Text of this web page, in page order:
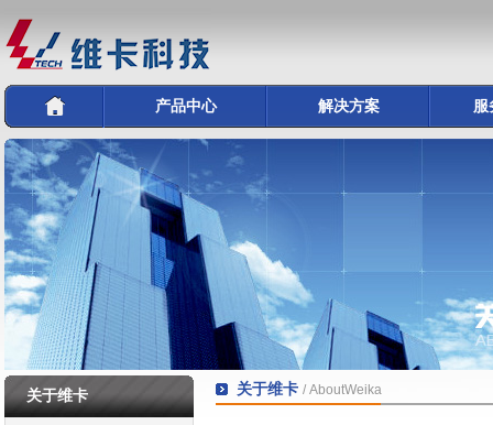
产品中心 解决方案 服
关于维卡 关于维卡 / AboutWeika